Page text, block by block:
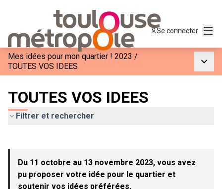
Se connecter
Mes idées pour mon quartier ! 2023 /
TOUTES VOS IDEES
TOUTES VOS IDEES
Filtrer et rechercher
−
Du 11 octobre au 13 novembre 2023, vous avez
pu proposer votre idée pour le quartier et
soutenir vos idées préférées.